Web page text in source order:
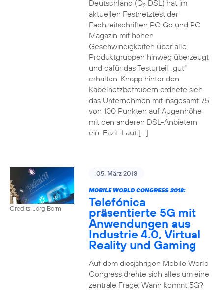
Deutschland (O2DSL) hat im
aktuellen Festnetztest der
Fachzeitschriften PC Go und PC
Magazin mit hohen
Geschwindigkeiten über alle
Produktgruppen hinweg überzeugt
und dafür das Testurteil „gut“
erhalten. Knapp hinter den
Kabelnetzbetreibern ordnete sich
das Unternehmen mit insgesamt 75
von 100 Punkten auf Augenhöhe
mit den anderen DSL-Anbietern
ein. Fazit: Laut […]
Credits: Jörg Borm
05. März 2018
MOBILE WORLD CONGRESS 2018:
Telefónica
präsentierte 5G mit
Anwendungen aus
Industrie 4.0, Virtual
Reality und Gaming
Auf dem diesjährigen Mobile World
Congress drehte sich alles um eine
zentrale Frage: Wann kommt 5G?